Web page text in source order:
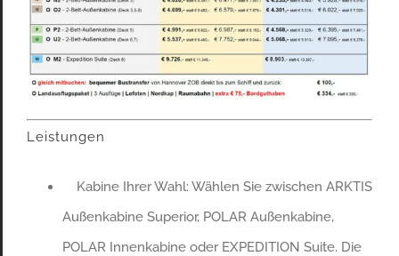
Leistungen
Kabine Ihrer Wahl: Wählen Sie zwischen ARKTIS
Außenkabine Superior, POLAR Außenkabine,
POLAR Innenkabine oder EXPEDITION Suite. Die